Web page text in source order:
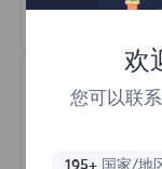
欢
您可以联
195+国家/地